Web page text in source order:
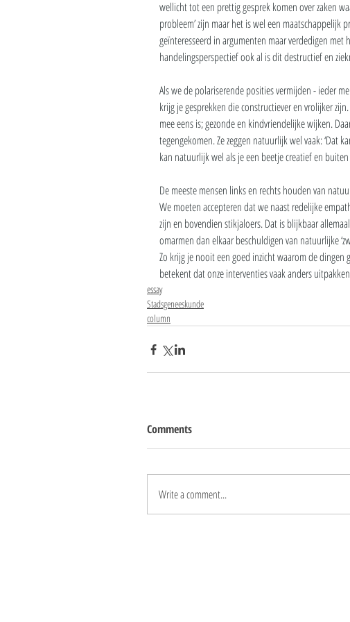
wellicht tot een prettig gesprek komen over zaken
probleem’ zijn maar het is wel een maatschappelijk
geïnteresseerd in argumenten maar verdedigen
handelingsperspectief ook al is dit destructief en
Als we de polariserende posities vermijden - ieder
krijg je gesprekken die constructiever en vrolijker
mee eens is; gezonde en kindvriendelijke wijken.
tegengekomen. Ze zeggen natuurlijk wel vaak: ‘Dat
kan natuurlijk wel als je een beetje creatief en
De meeste mensen links en rechts houden van
We moeten accepteren dat we naast redelijke
zijn en bovendien stikjaloers. Dat is blijkbaar
omarmen dan elkaar beschuldigen van natuurlijke
Zo krijg je nooit een goed inzicht waarom de dingen
betekent dat onze interventies vaak anders
essay
Stadsgeneeskunde
column
Comments
Write a comment...